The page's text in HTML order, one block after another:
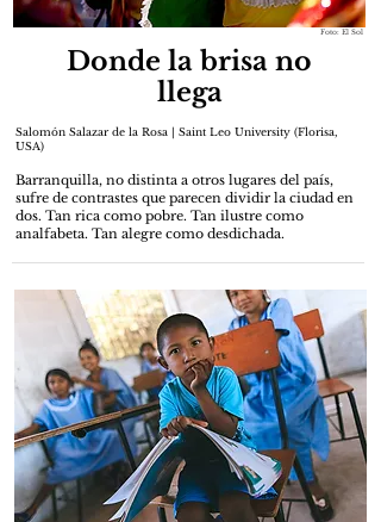
Foto: El Sol
Donde la brisa no
llega
Salomón Salazar de la Rosa | Saint Leo University (Florisa,
USA)
Barranquilla, no distinta a otros lugares del país,
sufre de contrastes que parecen dividir la ciudad en
dos. Tan rica como pobre. Tan ilustre como
analfabeta. Tan alegre como desdichada.